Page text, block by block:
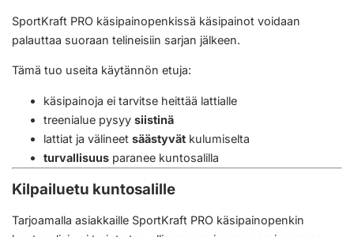
SportKraft PRO käsipainopenkissä käsipainot voidaan
palauttaa suoraan telineisiin sarjan jälkeen.
Tämä tuo useita käytännön etuja:
käsipainoja ei tarvitse heittää lattialle
treenialue pysyy siistinä
lattiat ja välineet säästyvät kulumiselta
turvallisuus paranee kuntosalilla
Kilpailuetu kuntosalille
Tarjoamalla asiakkaille SportKraft PRO käsipainopenkin